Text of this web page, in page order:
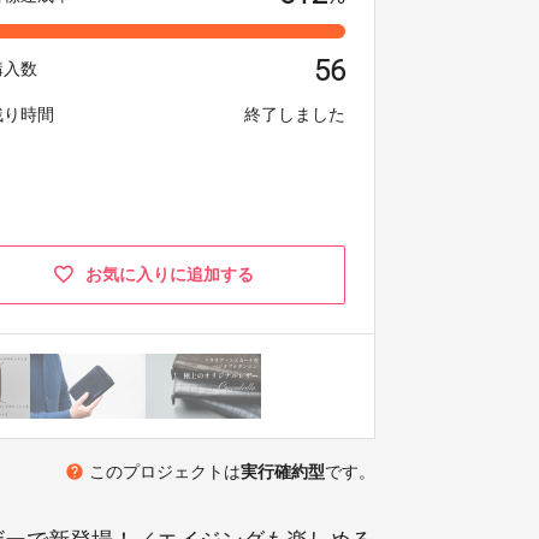
入数 56
り時間 終了しました
お気に入りに追加する
help このプロジェクトは実行確約型です。